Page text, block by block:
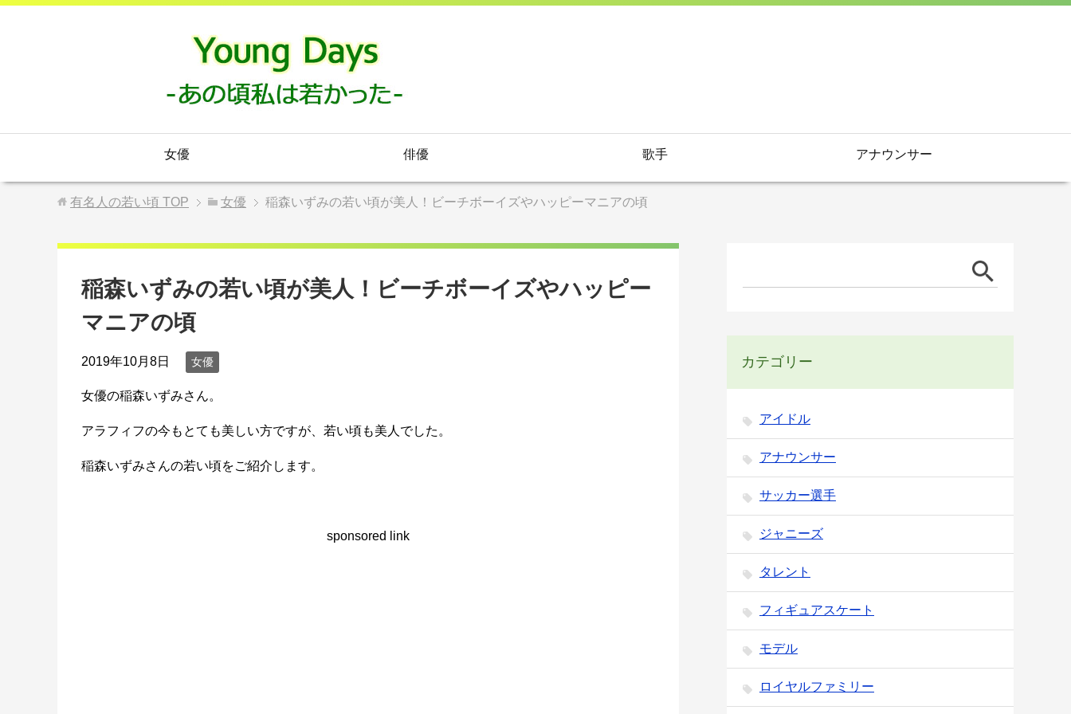
女優 俳優 歌手 アナウンサー
有名人の若い頃 TOP 女優 稲森いずみの若い頃が美人！ビーチボーイズやハッピーマニアの頃
稲森いずみの若い頃が美人！ビーチボーイズやハッピー
マニアの頃
2019年10月8日 女優
女優の稲森いずみさん。
アラフィフの今もとても美しい方ですが、若い頃も美人でした。
稲森いずみさんの若い頃をご紹介します。
sponsored link
カテゴリー
アイドル
アナウンサー
サッカー選手
ジャニーズ
タレント
フィギュアスケート
モデル
ロイヤルファミリー